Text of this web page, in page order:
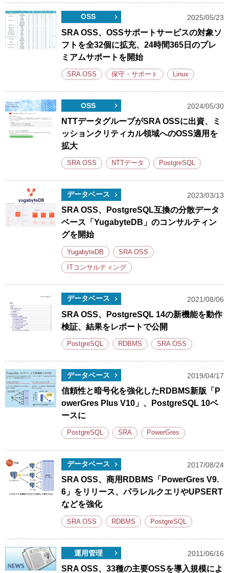
OSS 2025/05/23
SRA OSS、OSSサポートサービスの対象ソ
フトを全32個に拡充、24時間365日のプレ
ミアムサポートを開始
SRA OSS 保守・サポート Linux
OSS 2024/05/30
NTTデータグループがSRA OSSに出資、ミ
ッションクリティカル領域へのOSS適用を
拡大
SRA OSS NTTデータ PostgreSQL
データベース 2023/03/13
SRA OSS、PostgreSQL互換の分散データ
ベース「YugabyteDB」のコンサルティン
グを開始
YugabyteDB SRA OSS
ITコンサルティング
データベース 2021/08/06
SRA OSS、PostgreSQL 14の新機能を動作
検証、結果をレポートで公開
PostgreSQL RDBMS SRA OSS
データベース 2019/04/17
信頼性と暗号化を強化したRDBMS新版「P
owerGres Plus V10」、PostgreSQL 10ベ
ースに
PostgreSQL SRA PowerGres
データベース 2017/08/24
SRA OSS、商用RDBMS「PowerGres V9.
6」をリリース、パラレルクエリやUPSERT
などを強化
SRA OSS RDBMS PostgreSQL
運用管理 2011/06/16
SRA OSS、33種の主要OSSを導入規模によ